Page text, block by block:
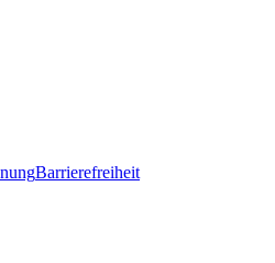
Barrierefreiheit